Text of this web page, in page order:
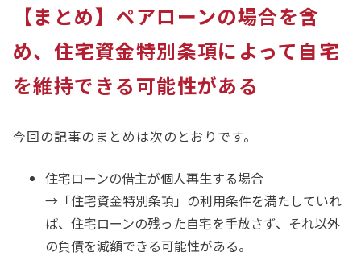
【まとめ】ペアローンの場合を含
め、住宅資金特別条項によって自宅
を維持できる可能性がある
今回の記事のまとめは次のとおりです。
住宅ローンの借主が個人再生する場合
→「住宅資金特別条項」の利用条件を満たしていれ
ば、住宅ローンの残った自宅を手放さず、それ以外
の負債を減額できる可能性がある。